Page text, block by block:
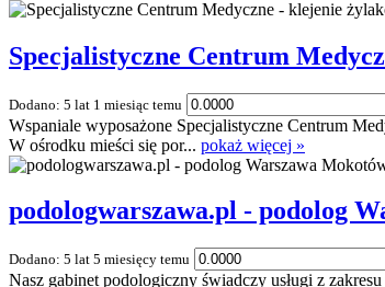
Specjalistyczne Centrum
Dodano: 5 lat 1 miesiąc temu
Wspaniale wyposażone Specjalistyczne Centrum
W ośrodku mieści się por... pokaż więcej »
podologwarszawa.pl - podolog
Dodano: 5 lat 5 miesięcy temu
Nasz gabinet podologiczny świadczy usługi z